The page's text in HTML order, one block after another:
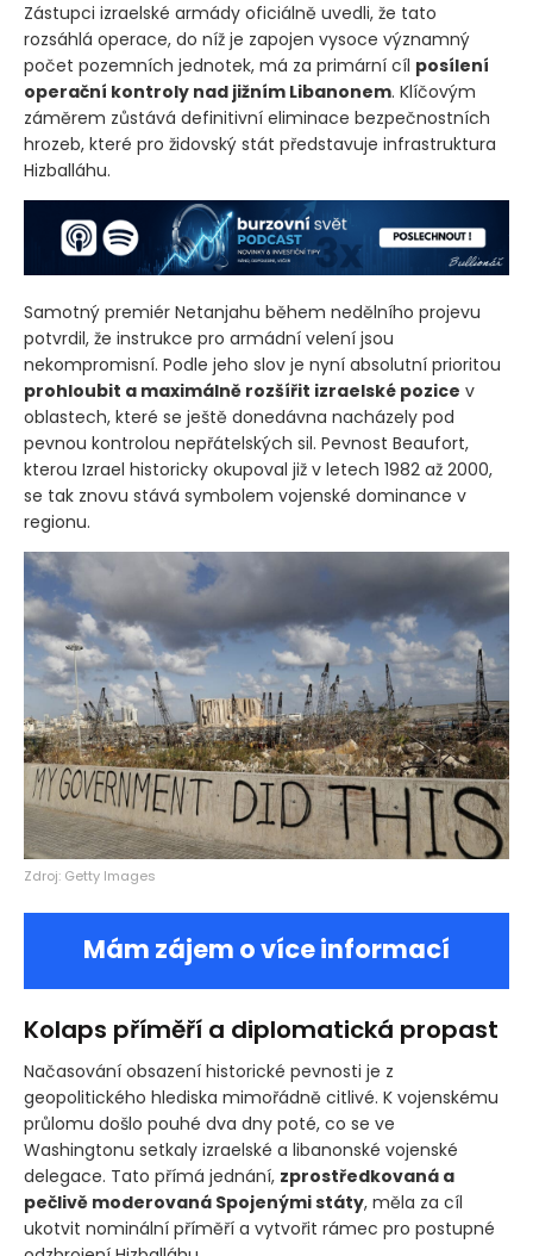
Zástupci izraelské armády oficiálně uvedli, že tato
rozsáhlá operace, do níž je zapojen vysoce významný
počet pozemních jednotek, má za primární cíl posílení
operační kontroly nad jižním Libanonem. Klíčovým
záměrem zůstává definitivní eliminace bezpečnostních
hrozeb, které pro židovský stát představuje infrastruktura
Hizballáhu.
Samotný premiér Netanjahu během nedělního projevu
potvrdil, že instrukce pro armádní velení jsou
nekompromisní. Podle jeho slov je nyní absolutní prioritou
prohloubit a maximálně rozšířit izraelské pozice v
oblastech, které se ještě donedávna nacházely pod
pevnou kontrolou nepřátelských sil. Pevnost Beaufort,
kterou Izrael historicky okupoval již v letech 1982 až 2000,
se tak znovu stává symbolem vojenské dominance v
regionu.
Zdroj: Getty Images
Mám zájem o více informací
Kolaps příměří a diplomatická propast
Načasování obsazení historické pevnosti je z
geopolitického hlediska mimořádně citlivé. K vojenskému
průlomu došlo pouhé dva dny poté, co se ve
Washingtonu setkaly izraelské a libanonské vojenské
delegace. Tato přímá jednání, zprostředkovaná a
pečlivě moderovaná Spojenými státy, měla za cíl
ukotvit nominální příměří a vytvořit rámec pro postupné